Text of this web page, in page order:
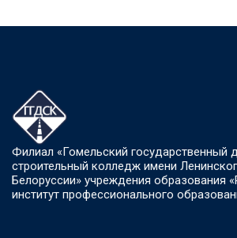
Филиал «Гомельский государственный
строительный колледж имени
Белоруссии» учреждения образования
институт профессионального